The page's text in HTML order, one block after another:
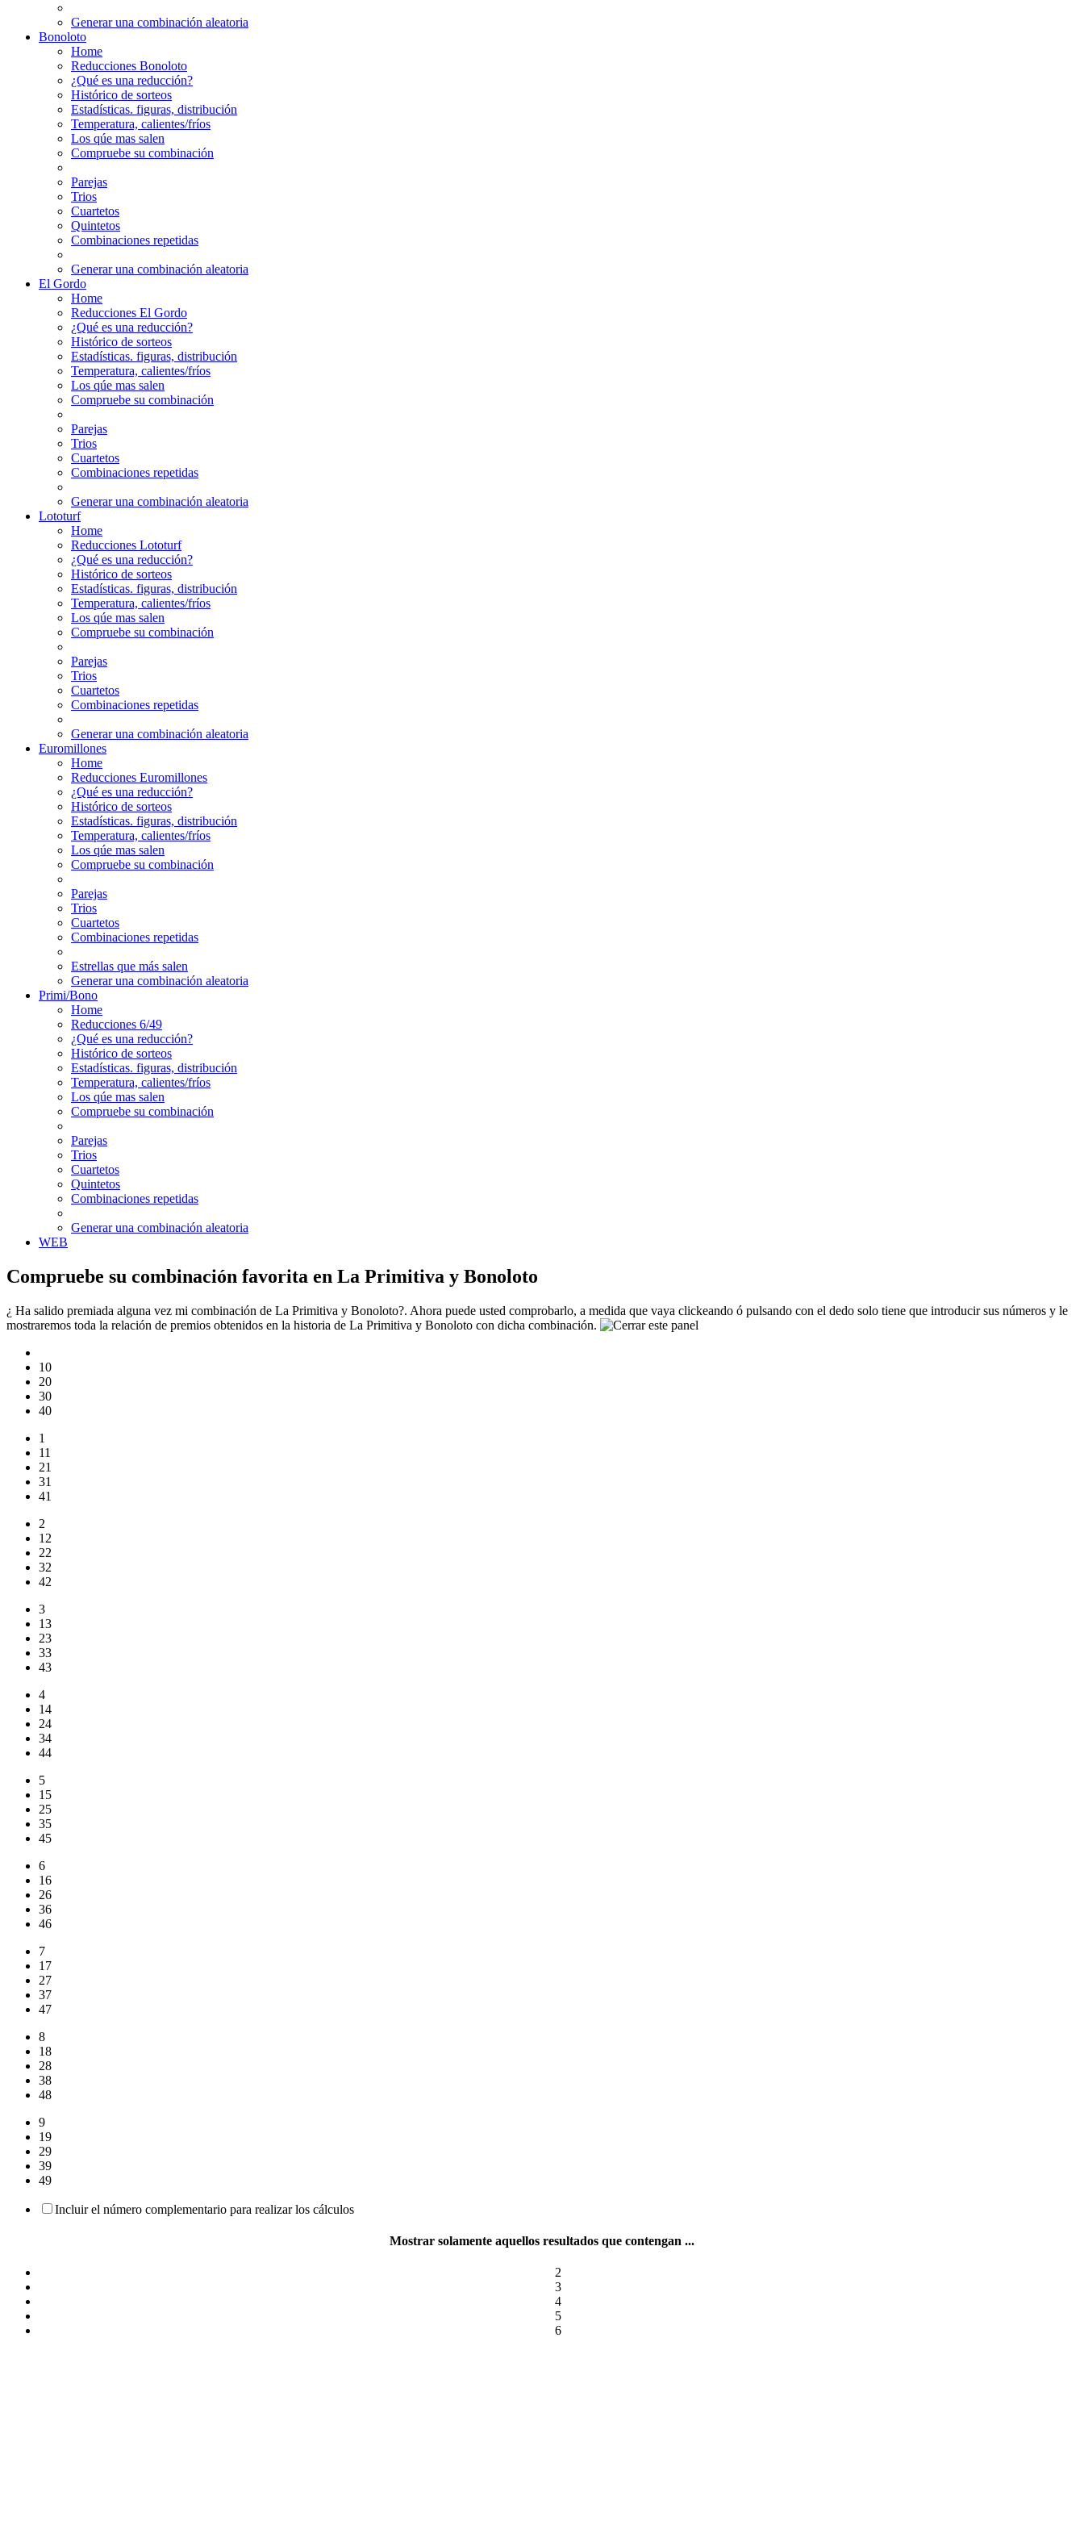
Generar una combinación aleatoria
Bonoloto
Home
Reducciones Bonoloto
¿Qué es una reducción?
Histórico de sorteos
Estadísticas. figuras, distribución
Temperatura, calientes/fríos
Los qúe mas salen
Compruebe su combinación
Parejas
Trios
Cuartetos
Quintetos
Combinaciones repetidas
Generar una combinación aleatoria
El Gordo
Home
Reducciones El Gordo
¿Qué es una reducción?
Histórico de sorteos
Estadísticas. figuras, distribución
Temperatura, calientes/fríos
Los qúe mas salen
Compruebe su combinación
Parejas
Trios
Cuartetos
Combinaciones repetidas
Generar una combinación aleatoria
Lototurf
Home
Reducciones Lototurf
¿Qué es una reducción?
Histórico de sorteos
Estadísticas. figuras, distribución
Temperatura, calientes/fríos
Los qúe mas salen
Compruebe su combinación
Parejas
Trios
Cuartetos
Combinaciones repetidas
Generar una combinación aleatoria
Euromillones
Home
Reducciones Euromillones
¿Qué es una reducción?
Histórico de sorteos
Estadísticas. figuras, distribución
Temperatura, calientes/fríos
Los qúe mas salen
Compruebe su combinación
Parejas
Trios
Cuartetos
Combinaciones repetidas
Estrellas que más salen
Generar una combinación aleatoria
Primi/Bono
Home
Reducciones 6/49
¿Qué es una reducción?
Histórico de sorteos
Estadísticas. figuras, distribución
Temperatura, calientes/fríos
Los qúe mas salen
Compruebe su combinación
Parejas
Trios
Cuartetos
Quintetos
Combinaciones repetidas
Generar una combinación aleatoria
WEB
Compruebe su combinación favorita en La Primitiva y Bonoloto
¿ Ha salido premiada alguna vez mi combinación de La Primitiva y Bonoloto?. Ahora puede usted comprobarlo, a medida que vaya clickeando ó pulsando con el dedo solo tiene que introducir sus números y le
mostraremos toda la relación de premios obtenidos en la historia de La Primitiva y Bonoloto con dicha combinación.
10
20
30
40
1
11
21
31
41
2
12
22
32
42
3
13
23
33
43
4
14
24
34
44
5
15
25
35
45
6
16
26
36
46
7
17
27
37
47
8
18
28
38
48
9
19
29
39
49
Incluir el número complementario para realizar los cálculos
Mostrar solamente aquellos resultados que contengan ...
2
3
4
5
6